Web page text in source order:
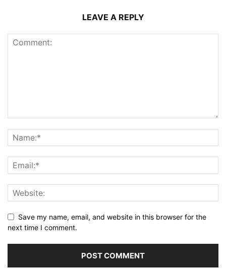
LEAVE A REPLY
Save my name, email, and website in this browser for the
next time I comment.